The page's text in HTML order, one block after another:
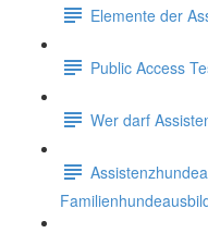
Elemente der
Public Access
Wer darf